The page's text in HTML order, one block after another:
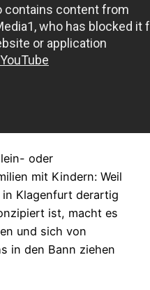
oder
mit Kindern: Weil
in Klagenfurt derartig
ist, macht es
und sich von
in den Bann ziehen